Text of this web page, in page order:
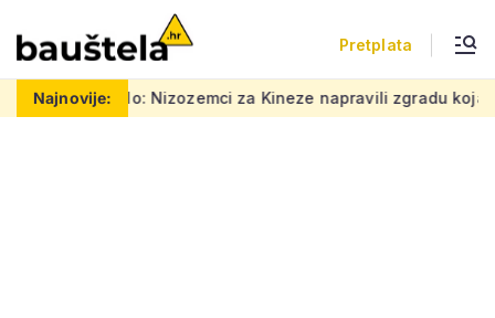
Pretplata
Najnovije:za Kineze napravili zgradu koja pomiče granice,